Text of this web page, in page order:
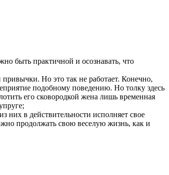
быть практичной и осознавать, что
Но это так не работает. Конечно,
подобному поведению. Но толку здесь
его сковородкой жена лишь временная
в действительности исполняет свое
продолжать свою веселую жизнь, как и